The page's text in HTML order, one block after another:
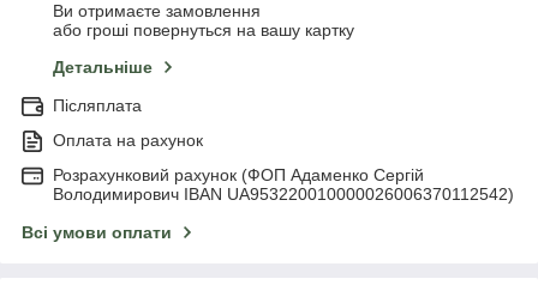
Ви отримаєте замовлення
або гроші повернуться на вашу картку
Детальніше
Післяплата
Оплата на рахунок
Розрахунковий рахунок (ФОП Адаменко Сергій
Володимирович IBAN UA953220010000026006370112542)
Всі умови оплати